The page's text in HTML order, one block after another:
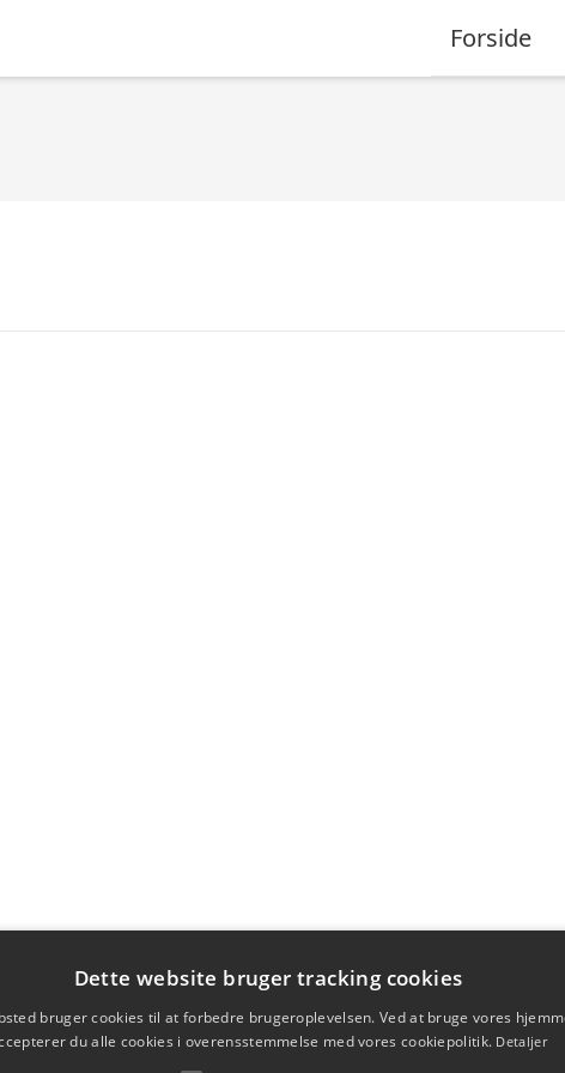
Forside
Dette website bruger tracking cookies
bruger cookies til at forbedre brugeroplevelsen. Ved at bruge vores
du alle cookies i overensstemmelse med vores cookiepolitik. Detaljer